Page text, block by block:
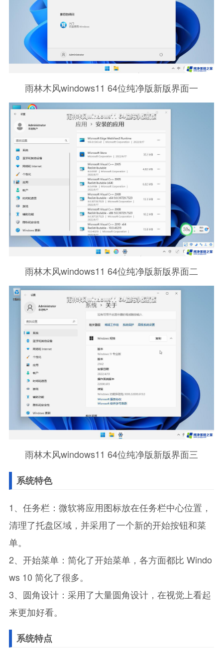
雨林木风windows11 64位纯净版新版界面一
雨林木风windows11 64位纯净版新版界面二
雨林木风windows11 64位纯净版新版界面三
系统特色
1、任务栏：微软将应用图标放在任务栏中心位置，
清理了托盘区域，并采用了一个新的开始按钮和菜
单。
2、开始菜单：简化了开始菜单，各方面都比 Windo
ws 10 简化了很多。
3、圆角设计：采用了大量圆角设计，在视觉上看起
来更加好看。
系统特点